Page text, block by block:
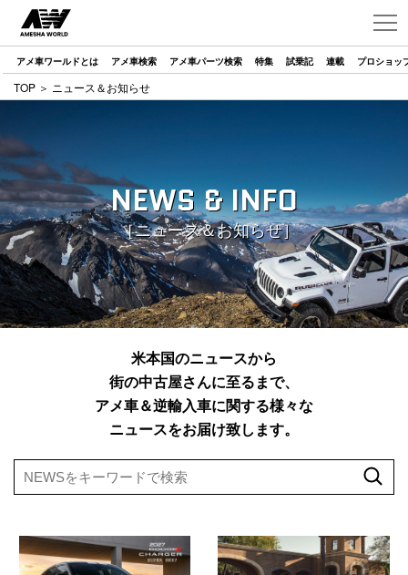
アメ車ワールドとは アメ車検索 アメ車パーツ検索 特集 試乗記 連載 プロショッ
TOP ＞ ニュース＆お知らせ
NEWS & INFO
［ニュース＆お知らせ］
米本国のニュースから
街の中古屋さんに至るまで、
アメ車＆逆輸入車に関する様々な
ニュースをお届け致します。